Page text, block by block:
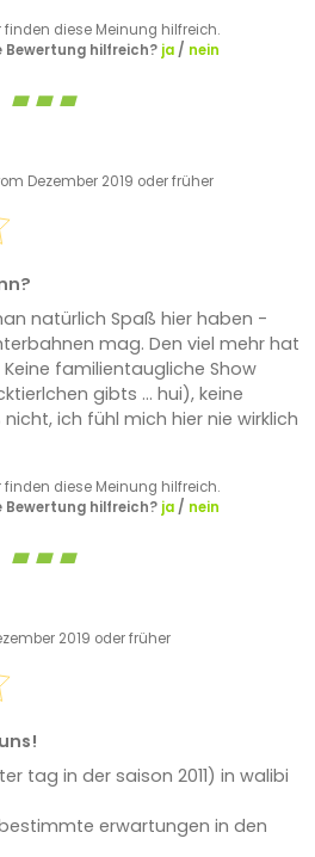
finden diese Meinung hilfreich.
Bewertung hilfreich? ja/ nein
Dezember 2019 oder früher
natürlich Spaß hier haben -
mag. Den viel mehr hat
familientaugliche Show
gibts ... hui), keine
ich fühl mich hier nie wirklich
finden diese Meinung hilfreich.
Bewertung hilfreich? ja/ nein
2019 oder früher
tag in der saison 2011) in walibi
erwartungen in den